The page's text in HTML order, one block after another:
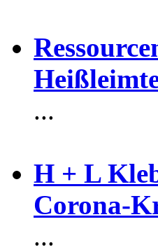
...
H + L
Corona-
...